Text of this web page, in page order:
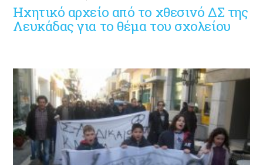
Ηχητικό αρχείο από το χθεσινό ΔΣ της
Λευκάδας για το θέμα του σχολείου